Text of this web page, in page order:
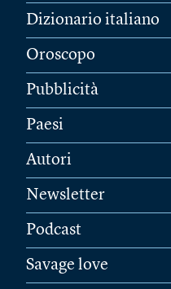
Dizionario italiano
Oroscopo
Pubblicità
Paesi
Autori
Newsletter
Podcast
Savage love